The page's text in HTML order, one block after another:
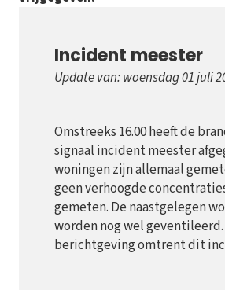
Incident meester
Update van: woensdag 01 juli
Omstreeks 16.00 heeft de
signaal incident meester
woningen zijn allemaal
geen verhoogde
gemeten. De naastgelegen
worden nog wel
berichtgeving omtrent dit